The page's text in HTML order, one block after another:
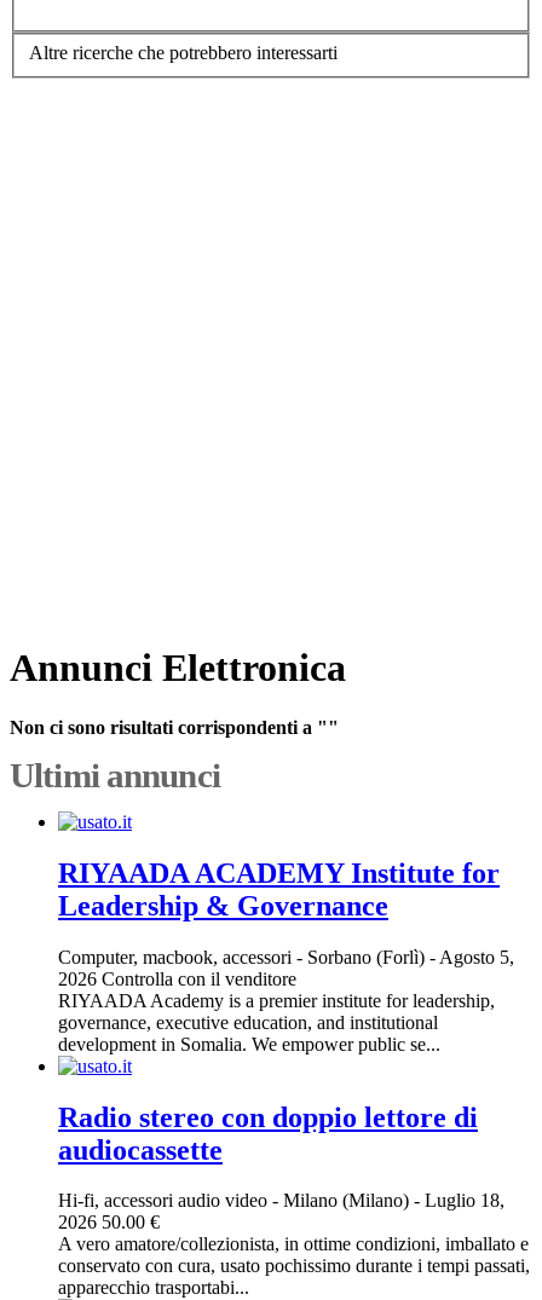
Altre ricerche che potrebbero interessarti
Annunci Elettronica
Non ci sono risultati corrispondenti a ""
Ultimi annunci
RIYAADA ACADEMY Institute for
Leadership & Governance
Computer, macbook, accessori - Sorbano (Forlì) - Agosto 5,
2026 Controlla con il venditore
RIYAADA Academy is a premier institute for leadership,
governance, executive education, and institutional
development in Somalia. We empower public se...
Radio stereo con doppio lettore di
audiocassette
Hi-fi, accessori audio video - Milano (Milano) - Luglio 18,
2026 50.00 €
A vero amatore/collezionista, in ottime condizioni, imballato e
conservato con cura, usato pochissimo durante i tempi passati,
apparecchio trasportabi...